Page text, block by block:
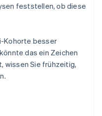
feststellen, ob diese
Kohorte besser
das ein Zeichen
wissen Sie frühzeitig,